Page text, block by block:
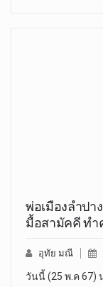
พ่อเมืองลำปา
มื้อสามัคคี ทำ
อุทัย มณี
วันนี้ (25 พ.ค 67)